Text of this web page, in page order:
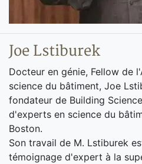
Joe Lstiburek
Docteur en génie, Fellow de
science du bâtiment, Joe
fondateur de Building
d'experts en science du
Boston.
Son travail de M. Lstiburek
témoignage d'expert à la